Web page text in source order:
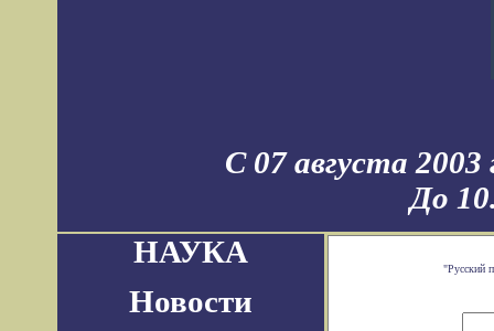
С 07 августа 2003
До
НАУКА
Новости
"Русский